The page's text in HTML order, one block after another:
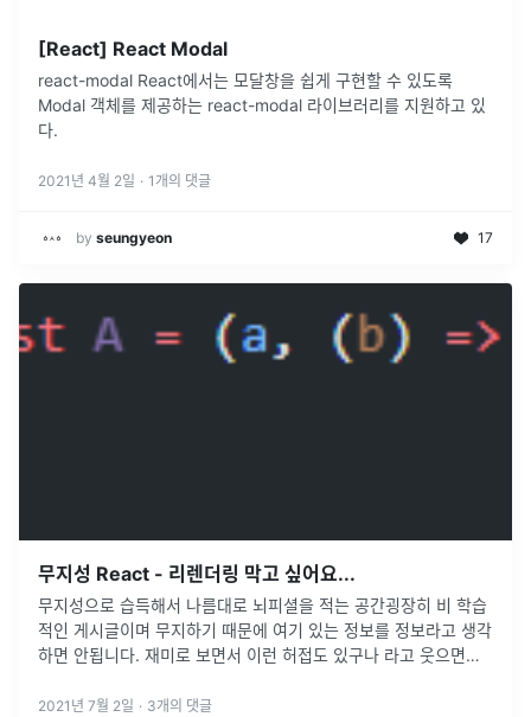
[React] React Modal
react-modal React에서는 모달창을 쉽게 구현할 수 있도록
Modal 객체를 제공하는 react-modal 라이브러리를 지원하고 있
다.
2021년 4월 2일 · 1 개의 댓글
by seungyeon 17
무지성 React - 리렌더링 막고 싶어요...
무지성으로 습득해서 나름대로 뇌피셜을 적는 공간굉장히 비 학습
적인 게시글이며 무지하기 때문에 여기 있는 정보를 정보라고 생각
하면 안됩니다. 재미로 보면서 이런 허접도 있구나 라고 웃으면서
express에...
2021년 7월 2일 · 3개의 댓글